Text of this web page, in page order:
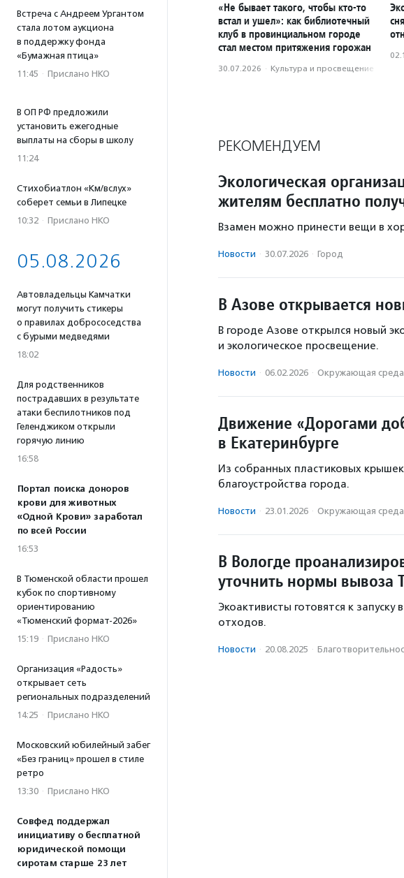
Встреча с Андреем Ургантом
стала лотом аукциона
в поддержку фонда
«Бумажная птица»
11:45 · Прислано НКО
В ОП РФ предложили
установить ежегодные
выплаты на сборы в школу
11:24
Стихобиатлон «Км/вслух»
соберет семьи в Липецке
10:32 · Прислано НКО
05.08.2026
Автовладельцы Камчатки
могут получить стикеры
о правилах добрососедства
с бурыми медведями
18:02
Для родственников
пострадавших в результате
атаки беспилотников под
Геленджиком открыли
горячую линию
16:58
Портал поиска доноров
крови для животных
«Одной Крови» заработал
по всей России
16:53
В Тюменской области прошел
кубок по спортивному
ориентированию
«Тюменский формат-2026»
15:19 · Прислано НКО
Организация «Радость»
открывает сеть
региональных подразделений
14:25 · Прислано НКО
Московский юбилейный забег
«Без границ» прошел в стиле
ретро
13:30 · Прислано НКО
Совфед поддержал
инициативу о бесплатной
юридической помощи
сиротам старше 23 лет
«Не бывает такого, чтобы кто-то
встал и ушел»: как библиотечный
клуб в провинциальном городе
стал местом притяжения горожан
30.07.2026 · Культура и просвещение
РЕКОМЕНДУЕМ
Экологическая
жителям бесплатно
Взамен можно принести вещи в
Новости · 30.07.2026 · Город
В Азове открывается
В городе Азове открылся новый
и экологическое просвещение.
Новости · 06.02.2026 · Окружающая среда
Движение «Дорогами
в Екатеринбурге
Из собранных пластиковых
благоустройства города.
Новости · 23.01.2026 · Окружающая среда
В Вологде
уточнить нормы вывоза
Экоактивисты готовятся к
отходов.
Новости · 20.08.2025 ·